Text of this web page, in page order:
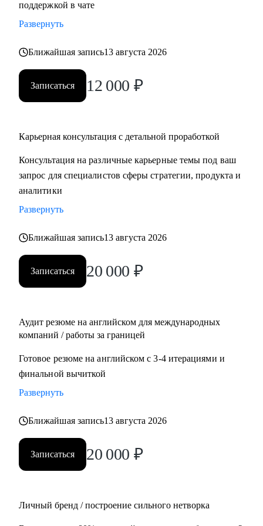
продающее резюме / LinkedIn
• Проведу mock-interview и дам практические
• Научу нетворчить эффективно и с результатом для
карьеры
• Для тех, кто только задумался о получении визы талантов
в США (EB1-A, O1), расскажу о процессе, поделюсь
организации для закрытия критериев
поступления, а также проверкой материалов (например,
эссе, резюме, рекомендательные письма)
Кому могу помочь:
• Хочет найти работу в IT, FMCG, e-commerce на позициях:
Analytics, Strategy & Ops, Go-To-Market, Product
Management, Project Management
• Планирует переехать в Европу или США или уже ищет
• Думает об иммиграции в США по визе талантов О1 /
ЕВ1-А
поддержкой в чате
Развернуть
Ближайшая запись13 августа 2026
Записаться 12 000 ₽
Карьерная консультация с детальной проработкой
Консультация на различные карьерные темы под ваш
запрос для специалистов сферы стратегии, продукта и
аналитики
Развернуть
Ближайшая запись13 августа 2026
Записаться 20 000 ₽
Аудит резюме на английском для международных
компаний / работы за границей
Готовое резюме на английском с 3-4 итерациями и
финальной вычиткой
Развернуть
Ближайшая запись13 августа 2026
Записаться 20 000 ₽
Личный бренд / построение сильного нетворка